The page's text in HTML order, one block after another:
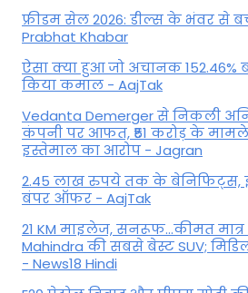
फ्रीडम सेल 2026: डील्स के भंवर से
Prabhat Khabar
ऐसा क्या हुआ जो अचानक 152.46%
किया कमाल - AajTak
Vedanta Demerger से निकली
कंपनी पर आफत, ₹51 करोड़ के मामले
इस्तेमाल का आरोप - Jagran
2.45 लाख रुपये तक के बेनिफिट्स,
बंपर ऑफर - AajTak
21 KM माइलेज, सनरूफ...कीमत मात्र
Mahindra की सबसे बेस्ट SUV;
- News18 Hindi